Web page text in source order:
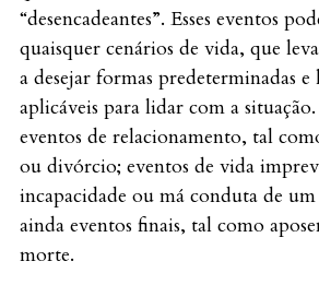
“desencadeantes”. Esses eventos
quaisquer cenários de vida, que
a desejar formas predeterminadas e
aplicáveis para lidar com a
eventos de relacionamento, tal
ou divórcio; eventos de vida
incapacidade ou má conduta de
ainda eventos finais, tal como
morte.